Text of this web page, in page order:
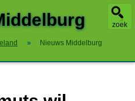
zoek
» Nieuws Middelburg